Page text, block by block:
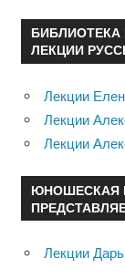
БИБЛИОТЕКА
ЛЕКЦИИ
Лекции
Лекции
Лекции
ЮНОШЕСКАЯ
Лекции